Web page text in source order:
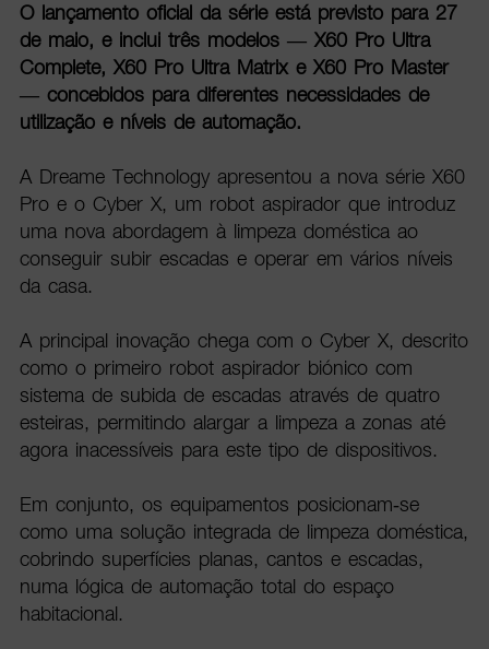
O lançamento oficial da série está previsto para 27
de maio, e inclui três modelos — X60 Pro Ultra
Complete, X60 Pro Ultra Matrix e X60 Pro Master
— concebidos para diferentes necessidades de
utilização e níveis de automação.
A Dreame Technology apresentou a nova série X60
Pro e o Cyber X, um robot aspirador que introduz
uma nova abordagem à limpeza doméstica ao
conseguir subir escadas e operar em vários níveis
da casa.
A principal inovação chega com o Cyber X, descrito
como o primeiro robot aspirador biónico com
sistema de subida de escadas através de quatro
esteiras, permitindo alargar a limpeza a zonas até
agora inacessíveis para este tipo de dispositivos.
Em conjunto, os equipamentos posicionam-se
como uma solução integrada de limpeza doméstica,
cobrindo superfícies planas, cantos e escadas,
numa lógica de automação total do espaço
habitacional.